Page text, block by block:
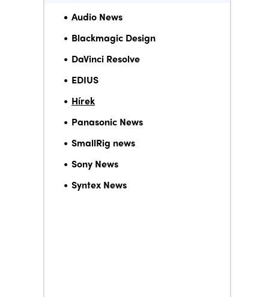
Audio News
Blackmagic Design
DaVinci Resolve
EDIUS
Hírek
Panasonic News
SmallRig news
Sony News
Syntex News